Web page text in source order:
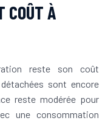
COÛT À
reste son coût
sont encore
reste modérée pour
une consommation